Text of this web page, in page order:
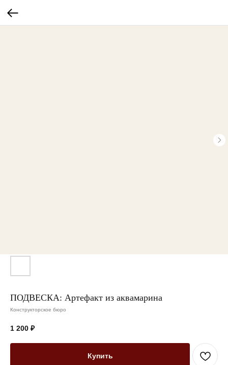
ПОДВЕСКА: Артефакт из аквамарина
Конструкторское бюро
1 200 ₽
Купить